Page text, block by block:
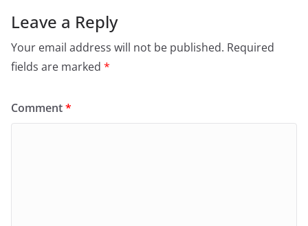
Leave a Reply
Your email address will not be published. Required
fields are marked *
Comment*